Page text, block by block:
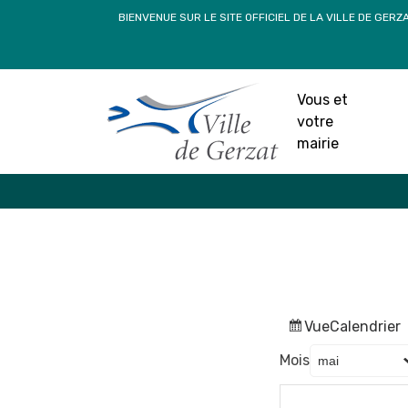
BIENVENUE SUR LE SITE OFFICIEL DE LA VILLE DE
Vous et
votre
mairie
VueCalendrier
Mois